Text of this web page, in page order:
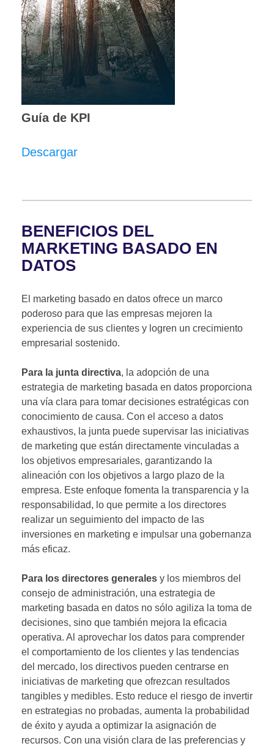
Guía de KPI
Descargar
BENEFICIOS DEL
MARKETING BASADO EN
DATOS
El marketing basado en datos ofrece un marco
poderoso para que las empresas mejoren la
experiencia de sus clientes y logren un crecimiento
empresarial sostenido.
Para la junta directiva, la adopción de una
estrategia de marketing basada en datos proporciona
una vía clara para tomar decisiones estratégicas con
conocimiento de causa. Con el acceso a datos
exhaustivos, la junta puede supervisar las iniciativas
de marketing que están directamente vinculadas a
los objetivos empresariales, garantizando la
alineación con los objetivos a largo plazo de la
empresa. Este enfoque fomenta la transparencia y la
responsabilidad, lo que permite a los directores
realizar un seguimiento del impacto de las
inversiones en marketing e impulsar una gobernanza
más eficaz.
Para los directores generales y los miembros del
consejo de administración, una estrategia de
marketing basada en datos no sólo agiliza la toma de
decisiones, sino que también mejora la eficacia
operativa. Al aprovechar los datos para comprender
el comportamiento de los clientes y las tendencias
del mercado, los directivos pueden centrarse en
iniciativas de marketing que ofrezcan resultados
tangibles y medibles. Esto reduce el riesgo de invertir
en estrategias no probadas, aumenta la probabilidad
de éxito y ayuda a optimizar la asignación de
recursos. Con una visión clara de las preferencias y